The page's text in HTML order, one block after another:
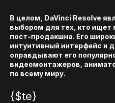
В целом, DaVinci Resolve
выбором для тех, кто
пост-продакшна. Его
интуитивный интерфейс и
оправдывают его
видеомонтажеров,
по всему миру.
{$te}